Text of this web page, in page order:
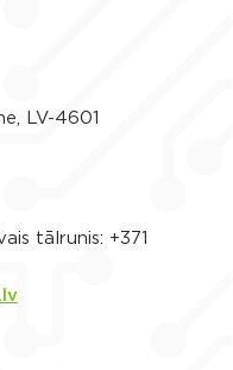
LV-4601
tālrunis: +371